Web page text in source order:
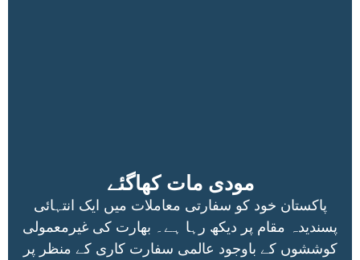
مودی مات کھاگئے
پاکستان خود کو سفارتی معاملات میں ایک انتہائی
پسندیدہ مقام پر دیکھ رہا ہے۔ بھارت کی غیرمعمولی
کوششوں کے باوجود عالمی سفارت کاری کے منظر پر